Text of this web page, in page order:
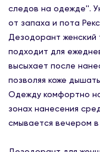
следов на одежде''.
от запаха и пота
Дезодорант женский
подходит для
высыхает после
позволяя коже
Одежду комфортно
зонах нанесения
смывается вечером